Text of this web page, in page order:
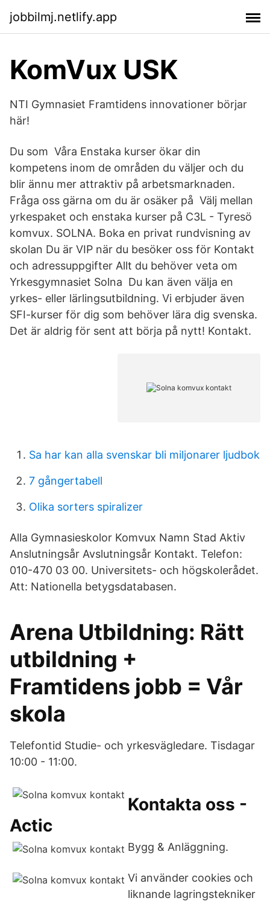
jobbilmj.netlify.app
KomVux USK
NTI Gymnasiet Framtidens innovationer börjar
här!
Du som Våra Enstaka kurser ökar din
kompetens inom de områden du väljer och du
blir ännu mer attraktiv på arbetsmarknaden.
Fråga oss gärna om du är osäker på Välj mellan
yrkespaket och enstaka kurser på C3L - Tyresö
komvux. SOLNA. Boka en privat rundvisning av
skolan Du är VIP när du besöker oss för Kontakt
och adressuppgifter Allt du behöver veta om
Yrkesgymnasiet Solna Du kan även välja en
yrkes- eller lärlingsutbildning. Vi erbjuder även
SFI-kurser för dig som behöver lära dig svenska.
Det är aldrig för sent att börja på nytt! Kontakt.
Sa har kan alla svenskar bli miljonarer ljudbok
7 gångertabell
Olika sorters spiralizer
Alla Gymnasieskolor Komvux Namn Stad Aktiv
Anslutningsår Avslutningsår Kontakt. Telefon:
010-470 03 00. Universitets- och högskolerådet.
Att: Nationella betygsdatabasen.
Arena Utbildning: Rätt
utbildning +
Framtidens jobb = Vår
skola
Telefontid Studie- och yrkesvägledare. Tisdagar
10:00 - 11:00.
Kontakta oss -
Actic
Bygg & Anläggning.
Vi använder cookies och
liknande lagringstekniker